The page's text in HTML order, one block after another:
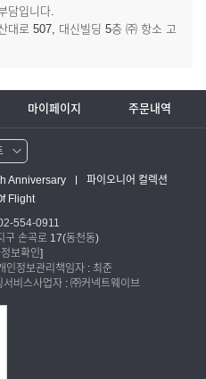
담입니다.
대로 507, 대신빌딩 5층 ㈜ 항소 고
마이페이지 주문내역
Anniversary
파이오니어 컬렉션
Flight
554-0911
구 손곡로 17(동천동)
보확인]
인정보관리책임자 : 최준
서비스사업자 : ㈜커넥트웨이브